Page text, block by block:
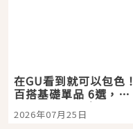
在GU看到就可以包色！
百搭基礎單品 6選，閉
眼全收也不心疼
2026年07月25日